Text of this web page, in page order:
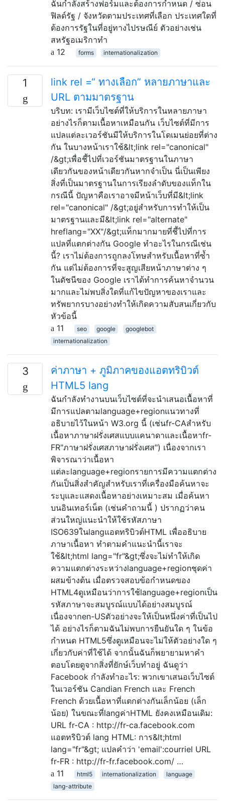
ฉันกำลังสร้างฟอร์มและต้องการกำหนด / ซ่อน
ฟิลด์รัฐ / จังหวัดตามประเทศที่เลือก ประเทศใดที่
ต้องการรัฐในที่อยู่ทางไปรษณีย์ ตัวอย่างเช่น
สหรัฐอเมริกาทำ
12
forms internationalization
1
link rel =“ ทางเลือก” หลายภาษาและ
URL ตามมาตรฐาน
บริบท: เรามีเว็บไซต์ที่ให้บริการในหลายภาษา
อย่างไรก็ตามเนื้อหาเหมือนกัน เว็บไซต์ที่มีการ
แปลแต่ละเวอร์ชันมีให้บริการในโดเมนย่อยที่ต่าง
กัน ในบางหน้าเราใช้&lt;link rel="canonical"
/&gt;เพื่อชี้ไปที่เวอร์ชันมาตรฐานในภาษา
เดียวกันของหน้าเดียวกันหากจำเป็น นี่เป็นเพียง
สิ่งที่เป็นมาตรฐานในการเรียงลำดับของแท็กใน
กรณีนี้ ปัญหาคือเราอาจมีหน้าเว็บที่มี&lt;link
rel="canonical" /&gt;อยู่สำหรับการทำให้เป็น
มาตรฐานและมี&lt;link rel="alternate"
hreflang="XX"/&gt;แท็กมากมายที่ชี้ไปที่การ
แปลที่แตกต่างกัน Google ทำอะไรในกรณีเช่น
นี้? เราไม่ต้องการถูกลงโทษสำหรับเนื้อหาที่ซ้ำ
กัน แต่ไม่ต้องการที่จะสูญเสียหน้าภาษาต่าง ๆ
ในดัชนีของ Google เราได้ทำการค้นหาจำนวน
มากและไม่พบสิ่งใดที่แก้ไขปัญหาของเราและ
ทรัพยากรบางอย่างทำให้เกิดความสับสนเกี่ยวกับ
หัวข้อนี้
11
seo google
googlebot
internationalization
3
ค่าภาษา + ภูมิภาคของแอตทริบิวต์
HTML5 lang
ฉันกำลังทำงานบนเว็บไซต์ที่จะนำเสนอเนื้อหาที่
มีการแปลตามlanguage+regionแนวทางที่
อธิบายไว้ในหน้า W3.org นี้ (เช่นfr-CAสำหรับ
เนื้อหาภาษาฝรั่งเศสแบบแคนาดาและเนื้อหาfr-
FR"ภาษาฝรั่งเศสภาษาฝรั่งเศส") เนื่องจากเรา
พิจารณาว่าเนื้อหา
แต่ละlanguage+regionรายการมีความแตกต่าง
กันเป็นสิ่งสำคัญสำหรับเราที่เครื่องมือค้นหาจะ
ระบุและแสดงเนื้อหาอย่างเหมาะสม เมื่อค้นหา
บนอินเทอร์เน็ต (เช่นคำถามนี้ ) ปรากฏว่าคน
ส่วนใหญ่แนะนำให้ใช้รหัสภาษา
ISO639ในlangแอตทริบิวต์HTML เพื่ออธิบาย
ภาษาเนื้อหา ทำตามคำแนะนำนี้เราจะ
ใช้&lt;html lang="fr"&gt;ซึ่งจะไม่ทำให้เกิด
ความแตกต่างระหว่างlanguage+regionชุดค่า
ผสมข้างต้น เมื่อตรวจสอบข้อกำหนดของ
HTML4ดูเหมือนว่าการใช้language+regionเป็น
รหัสภาษาจะสมบูรณ์แบบได้อย่างสมบูรณ์
เนื่องจากen-USตัวอย่างจะให้เป็นหนึ่งค่าที่เป็นไป
ได้ อย่างไรก็ตามฉันไม่พบการยืนยันใด ๆ ในข้อ
กำหนด HTML5ซึ่งดูเหมือนจะไม่ให้ตัวอย่างใด ๆ
เกี่ยวกับค่าที่ใช้ได้ จากนั้นฉันก็พยายามหาคำ
ตอบโดยดูจากสิ่งที่ยักษ์เว็บทำอยู่ ฉันดูว่า
Facebook กำลังทำอะไร: พวกเขาเสนอเว็บไซต์
ในเวอร์ชัน Candian French และ French
French ด้วยเนื้อหาที่แตกต่างกันเล็กน้อย (เล็ก
น้อย) ในขณะที่langค่าHTML ยังคงเหมือนเดิม:
URL fr-CA : http://fr-ca.facebook.com
แอตทริบิวต์ lang HTML: การ&lt;html
lang="fr"&gt; แปลคำว่า 'email':courriel URL
fr-FR : http://fr-fr.facebook.com/ …
11
html5 internationalization
language
lang-attribute